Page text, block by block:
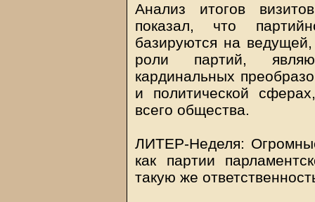
Анализ итогов
показал, что
базируются на
роли партий,
кардинальных
и политической
всего общества.
ЛИТЕР-Неделя:
как партии
такую же